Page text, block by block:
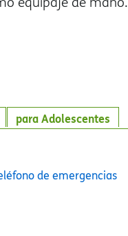
para Adolescentes
de emergencias